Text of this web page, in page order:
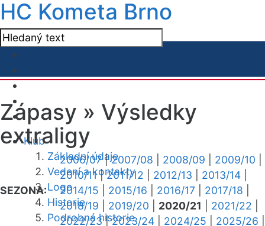
HC Kometa Brno
Klub
Základní údaje
Vedení a kontakty
Logo
Historie
Podrobná historie
Zápasy » Výsledky
extraligy
SEZONA:
2006/07|2007/08 2008/09 2009/10
2010/11|2011/12 2012/13 2013/14
2014/15
2015/16 2016/17 2017/18
2018/19
2019/20 2020/21 2021/22
2022/23|2023/24 2024/25 2025/26